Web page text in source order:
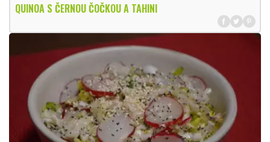
QUINOA S ČERNOU ČOČKOU A TAHINI